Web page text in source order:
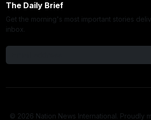
The Daily Brief
Get the morning's most important stories
inbox.
© 2026 Nation News International. Proudly